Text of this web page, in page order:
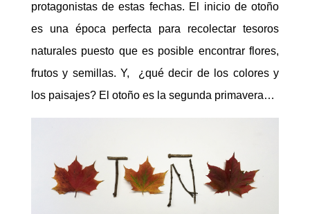
protagonistas de estas fechas. El inicio de otoño
es una época perfecta para recolectar tesoros
naturales puesto que es posible encontrar flores,
frutos y semillas. Y, ¿qué decir de los colores y
los paisajes? El otoño es la segunda primavera…